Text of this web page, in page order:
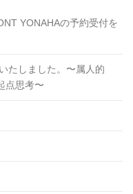
YONAHAの予約受付を
たしました。〜属人的
点思考〜